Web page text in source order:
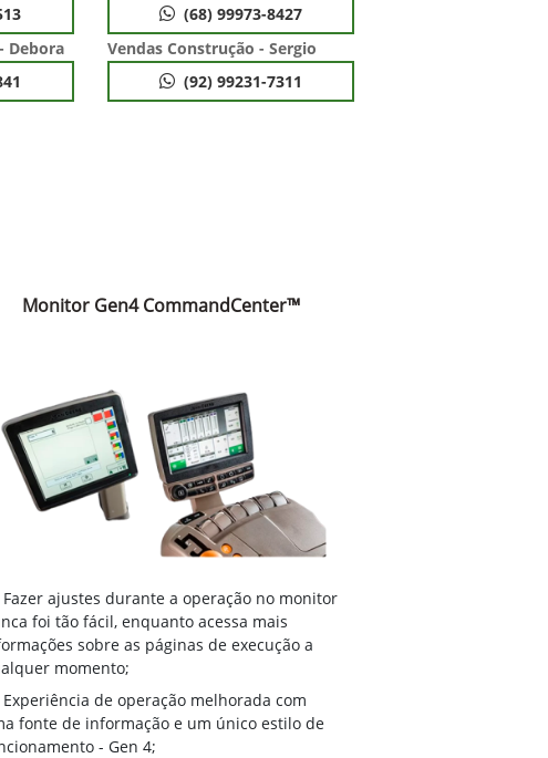
(68) 99973-8427
Debora
Vendas Construção - Sergio
(92) 99231-7311
Monitor Gen4 CommandCenter™
Fazer ajustes durante a operação no monitor
foi tão fácil, enquanto acessa mais
sobre as páginas de execução a
momento;
Experiência de operação melhorada com
fonte de informação e um único estilo de
- Gen 4;